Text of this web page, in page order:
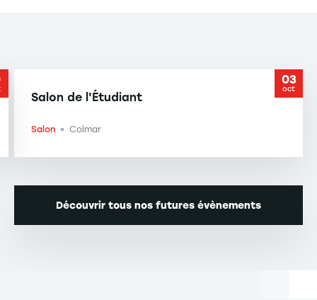
Salon de l'Étudiant
Salon -Colmar
03
oct
Découvrir tous nos futures évènements